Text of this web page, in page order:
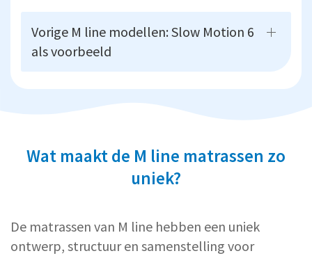
Vorige M line modellen: Slow Motion 6
als voorbeeld
Wat maakt de M line matrassen zo
uniek?
De matrassen van M line hebben een uniek
ontwerp, structuur en samenstelling voor